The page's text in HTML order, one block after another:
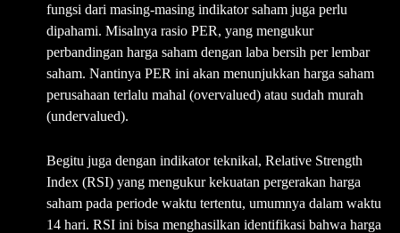
fungsi dari masing-masing indikator saham juga perlu
dipahami. Misalnya rasio PER, yang mengukur
perbandingan harga saham dengan laba bersih per lembar
saham. Nantinya PER ini akan menunjukkan harga saham
perusahaan terlalu mahal (overvalued) atau sudah murah
(undervalued).
Begitu juga dengan indikator teknikal, Relative Strength
Index (RSI) yang mengukur kekuatan pergerakan harga
saham pada periode waktu tertentu, umumnya dalam waktu
14 hari. RSI ini bisa menghasilkan identifikasi bahwa harga